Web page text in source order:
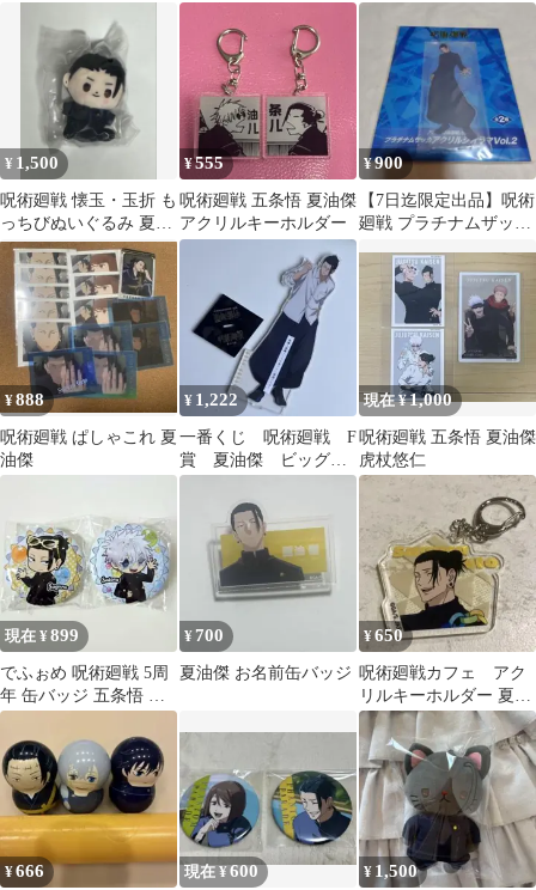
ログラム
¥ 1,500
呪術廻戦 懐玉・玉折 も
っちびぬいぐるみ 夏油
傑
¥555
呪術廻戦 五条悟 夏油傑
アクリルキーホルダー
¥900
【7日迄限定出品】呪術
廻戦 プラチナムザッカ
油傑』
¥888
呪術廻戦 ぱしゃこれ 夏
油傑
¥ 1,222
一番くじ 呪術廻戦 F
賞 夏油傑 ビッグア
クリルスタンド
現在 ¥1,000
呪術廻戦 五条悟 夏油傑
虎杖悠仁
現在 ¥899
でふぉめ 呪術廻戦 5周
年 缶バッジ 五条悟 &
夏油傑 2点セット
¥ 700
夏油傑 お名前缶バッジ
¥650
呪術廻戦カフェ アク
リルキーホルダー 夏油
傑
¥666 現在 ¥600 ¥ 1,500